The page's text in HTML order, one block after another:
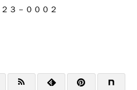
３－０００２